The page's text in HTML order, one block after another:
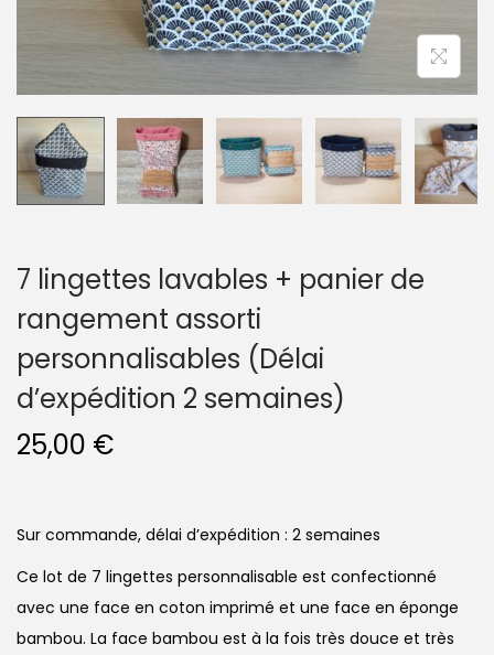
n
7 lingettes lavables + panier de
rangement assorti
personnalisables (Délai
d’expédition 2 semaines)
25,00 €
Sur commande, délai d’expédition : 2 semaines
Ce lot de 7 lingettes personnalisable est confectionné
avec une face en coton imprimé et une face en éponge
bambou. La face bambou est à la fois très douce et très